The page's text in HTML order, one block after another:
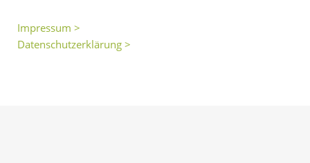
Impressum >
Datenschutzerklärung >